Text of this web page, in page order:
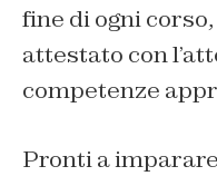
fine di ogni
attestato con
competenze
Pronti a